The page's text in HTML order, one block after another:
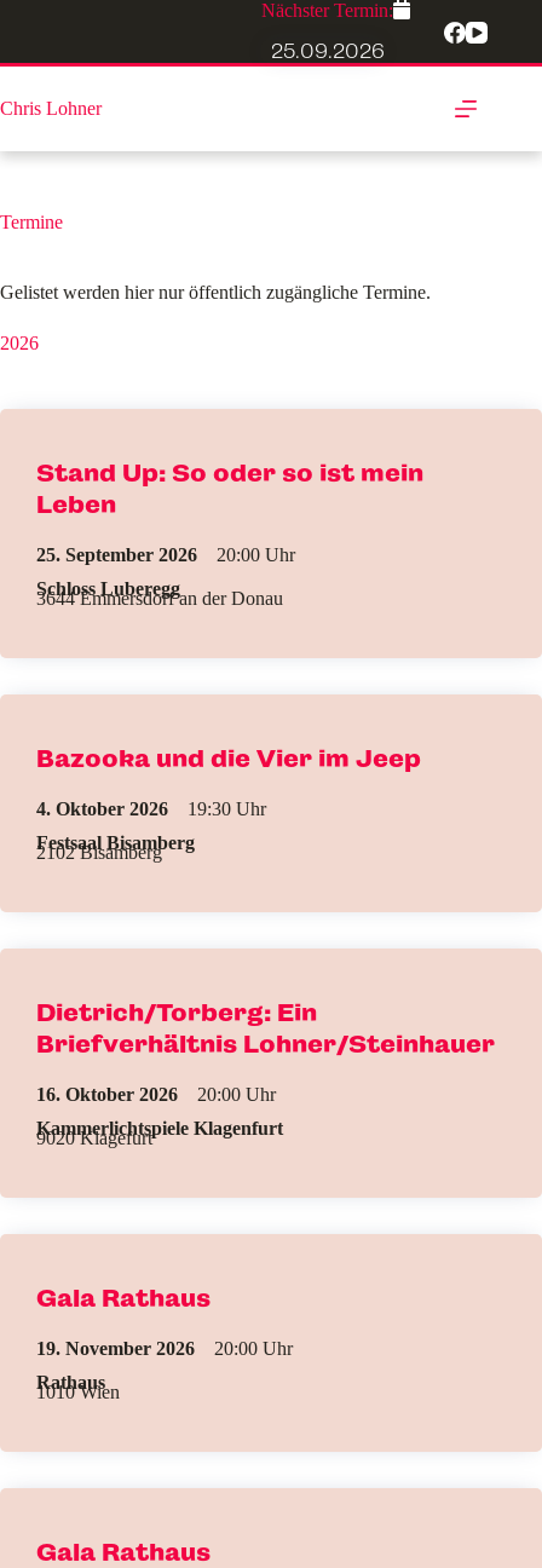
Nächster Termin:
25.09.2026
Chris Lohner
Termine
Gelistet werden hier nur öffentlich zugängliche Termine.
2026
Stand Up: So oder so ist mein
Leben
25. September 2026
20:00
Schloss Luberegg
3644 Emmersdorf an der Donau
Bazooka und die Vier im Jeep
4. Oktober 2026
19:30
Festsaal Bisamberg
2102 Bisamberg
Dietrich/Torberg: Ein
Briefverhältnis Lohner/Steinhauer
16. Oktober 2026
20:00
Kammerlichtspiele Klagenfurt
9020 Klagefurt
Gala Rathaus
19. November 2026
20:00
Rathaus
1010 Wien
Gala Rathaus